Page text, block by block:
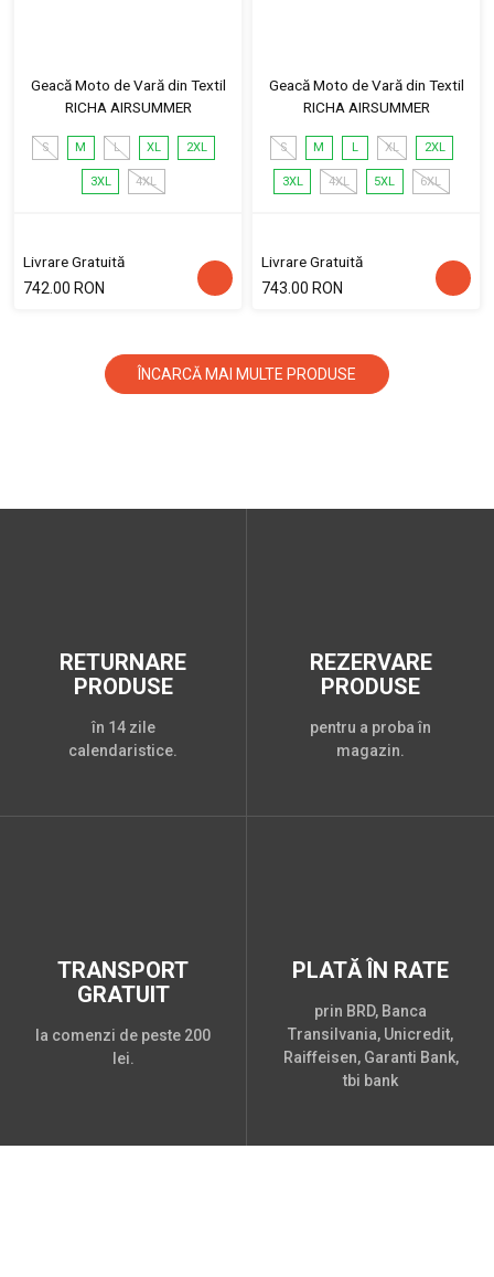
Geacă Moto de Vară din Textil
RICHA AIRSUMMER
S M L XL 2XL
3XL 4XL
Livrare Gratuită
742.00 RON
Geacă Moto de Vară din Textil
RICHA AIRSUMMER
S M L XL 2XL
3XL 4XL 5XL 6XL
Livrare Gratuită
743.00 RON
ÎNCARCĂ MAI MULTE PRODUSE
RETURNARE
PRODUSE
în 14 zile
calendaristice.
REZERVARE
PRODUSE
pentru a proba în
magazin.
TRANSPORT
GRATUIT
la comenzi de peste 200
lei.
PLATĂ ÎN RATE
prin BRD, Banca
Transilvania, Unicredit,
Raiffeisen, Garanti Bank,
tbi bank